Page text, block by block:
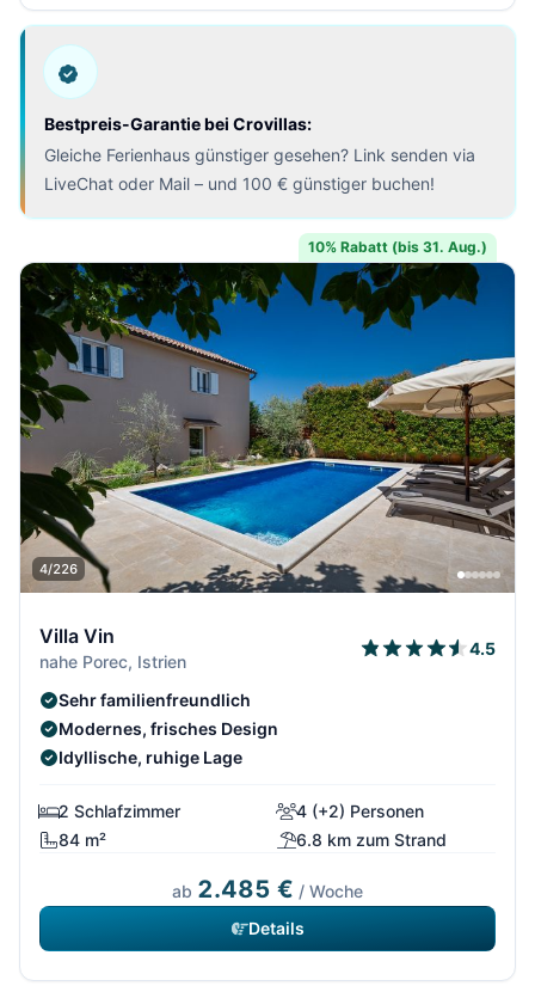
Bestpreis-Garantie bei Crovillas:
Gleiche Ferienhaus günstiger gesehen? Link senden via
LiveChat oder Mail – und 100 € günstiger buchen!
10% Rabatt (bis 31. Aug.)
4/226
Villa Vin
nahe Porec, Istrien
4.5
Sehr familienfreundlich
Modernes, frisches Design
Idyllische, ruhige Lage
2 Schlafzimmer
4 (+2) Personen
84 m²
6.8 km zum Strand
ab 2.485 € / Woche
Details